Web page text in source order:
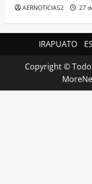
AERNOTICIAS2 27
IRAPUATO
Copyright ©